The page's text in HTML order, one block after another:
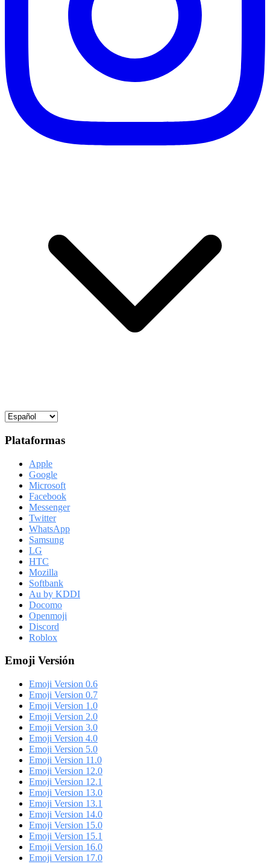
Plataformas
Apple
Google
Microsoft
Facebook
Messenger
Twitter
WhatsApp
Samsung
LG
HTC
Mozilla
Softbank
Au by KDDI
Docomo
Openmoji
Discord
Roblox
Emoji Versión
Emoji Version 0.6
Emoji Version 0.7
Emoji Version 1.0
Emoji Version 2.0
Emoji Version 3.0
Emoji Version 4.0
Emoji Version 5.0
Emoji Version 11.0
Emoji Version 12.0
Emoji Version 12.1
Emoji Version 13.0
Emoji Version 13.1
Emoji Version 14.0
Emoji Version 15.0
Emoji Version 15.1
Emoji Version 16.0
Emoji Version 17.0